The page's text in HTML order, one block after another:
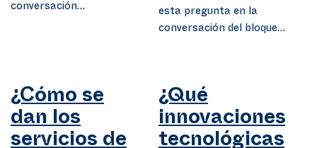
conversación…
esta pregunta en la
conversación del bloque…
¿Cómo se
dan los
servicios de
¿Qué
innovaciones
tecnológicas